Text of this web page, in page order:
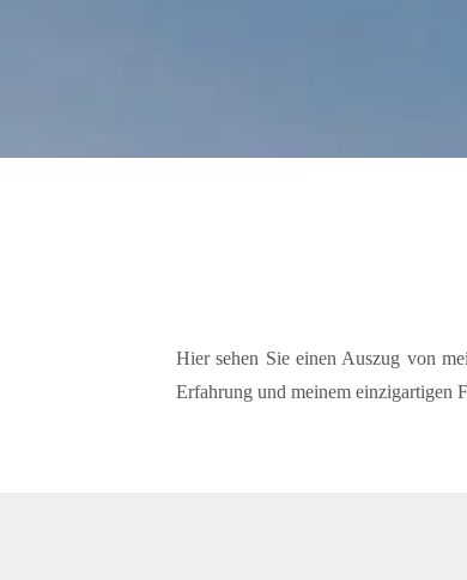
Hier sehen Sie einen Auszug von
Erfahrung und meinem einzigartigen